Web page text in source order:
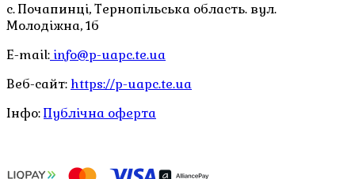
с. Почапинці, Тернопільська область. вул.
Молодіжна, 1б
E-mail: info@p-uapc.te.ua
Веб-сайт: https://p-uapc.te.ua
Інфо:Публічна оферта